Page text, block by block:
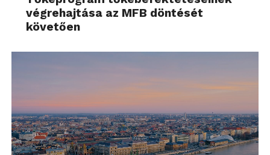
végrehajtása az MFB döntését
követően